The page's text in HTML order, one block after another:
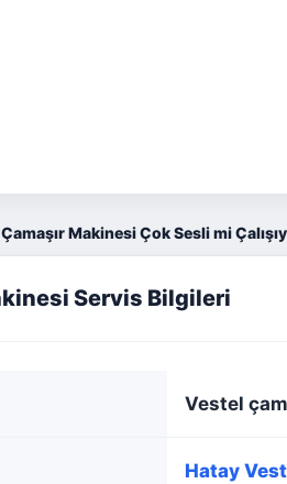
Makinesi Çok Sesli mi
Servis Bilgileri
Vestel
Hatay